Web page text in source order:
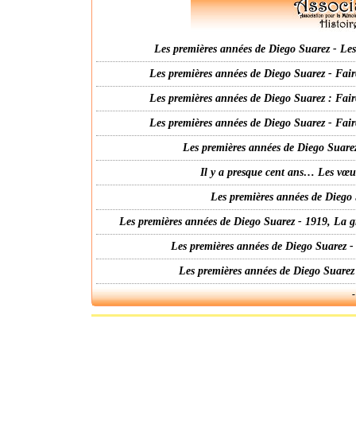
Les premières années de Diego Suarez -
Les premières années de Diego Suarez -
Les premières années de Diego Suarez :
Les premières années de Diego Suarez -
Les premières années de Diego
Il y a presque cent ans… Les
Les premières années de
Les premières années de Diego Suarez - 1919,
Les premières années de Diego
Les premières années de Diego